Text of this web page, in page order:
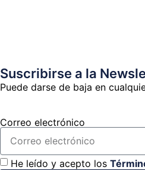
Suscribirse a la
Puede darse de baja en
Correo electrónico
He leído y acepto los